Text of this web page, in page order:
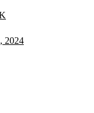
2024